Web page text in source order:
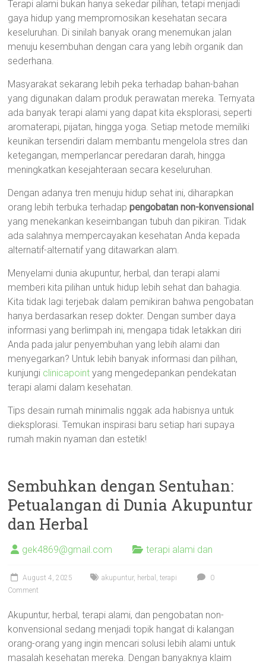
Terapi alami bukan hanya sekedar pilihan, tetapi menjadi
gaya hidup yang mempromosikan kesehatan secara
keseluruhan. Di sinilah banyak orang menemukan jalan
menuju kesembuhan dengan cara yang lebih organik dan
sederhana.
Masyarakat sekarang lebih peka terhadap bahan-bahan
yang digunakan dalam produk perawatan mereka. Ternyata
ada banyak terapi alami yang dapat kita eksplorasi, seperti
aromaterapi, pijatan, hingga yoga. Setiap metode memiliki
keunikan tersendiri dalam membantu mengelola stres dan
ketegangan, memperlancar peredaran darah, hingga
meningkatkan kesejahteraan secara keseluruhan.
Dengan adanya tren menuju hidup sehat ini, diharapkan
orang lebih terbuka terhadappengobatan non-konvensional
yang menekankan keseimbangan tubuh dan pikiran. Tidak
ada salahnya mempercayakan kesehatan Anda kepada
alternatif-alternatif yang ditawarkan alam.
Menyelami dunia akupuntur, herbal, dan terapi alami
memberi kita pilihan untuk hidup lebih sehat dan bahagia.
Kita tidak lagi terjebak dalam pemikiran bahwa pengobatan
hanya berdasarkan resep dokter. Dengan sumber daya
informasi yang berlimpah ini, mengapa tidak letakkan diri
Anda pada jalur penyembuhan yang lebih alami dan
menyegarkan? Untuk lebih banyak informasi dan pilihan,
kunjungi clinicapoint yang mengedepankan pendekatan
terapi alami dalam kesehatan.
Tips desain rumah minimalis nggak ada habisnya untuk
dieksplorasi. Temukan inspirasi baru setiap hari supaya
rumah makin nyaman dan estetik!
Sembuhkan dengan Sentuhan:
Petualangan di Dunia Akupuntur
dan Herbal
gek4869@gmail.com terapi alami dan
August 4, 2025 akupuntur, herbal ,terapi
0
Comment
Akupuntur, herbal, terapi alami, dan pengobatan non-
konvensional sedang menjadi topik hangat di kalangan
orang-orang yang ingin mencari solusi lebih alami untuk
masalah kesehatan mereka. Dengan banyaknya klaim